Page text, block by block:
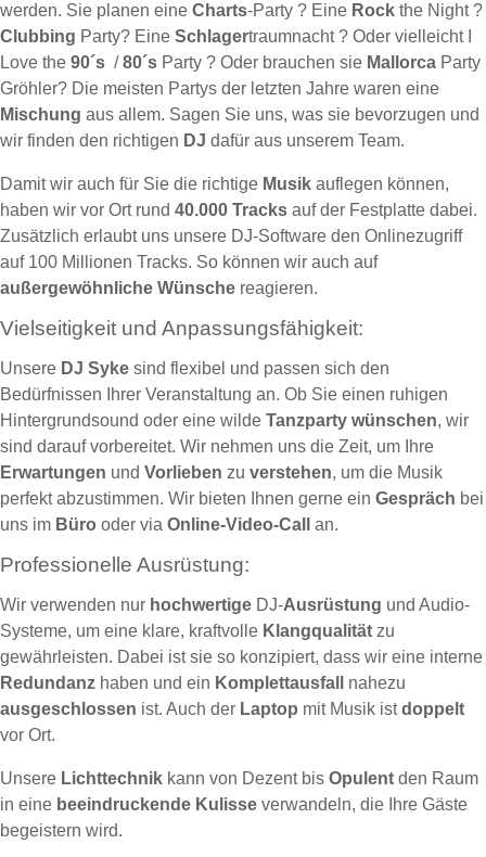
werden. Sie planen eine Charts-Party ? Eine Rock the Night ?
Clubbing Party? Eine Schlagertraumnacht ? Oder vielleicht I
Love the 90´s /80´s Party ? Oder brauchen sie Mallorca Party
Gröhler? Die meisten Partys der letzten Jahre waren eine
Mischung aus allem. Sagen Sie uns, was sie bevorzugen und
wir finden den richtigen DJ dafür aus unserem Team.
Damit wir auch für Sie die richtige Musik auflegen können,
haben wir vor Ort rund 40.000 Tracks auf der Festplatte dabei.
Zusätzlich erlaubt uns unsere DJ-Software den Onlinezugriff
auf 100 Millionen Tracks. So können wir auch auf
außergewöhnliche Wünsche reagieren.
Vielseitigkeit und Anpassungsfähigkeit:
Unsere DJ Syke sind flexibel und passen sich den
Bedürfnissen Ihrer Veranstaltung an. Ob Sie einen ruhigen
Hintergrundsound oder eine wilde Tanzparty wünschen, wir
sind darauf vorbereitet. Wir nehmen uns die Zeit, um Ihre
Erwartungen und Vorlieben zu verstehen, um die Musik
perfekt abzustimmen. Wir bieten Ihnen gerne ein Gespräch bei
uns im Büro oder via Online-Video-Call an.
Professionelle Ausrüstung:
Wir verwenden nur hochwertige DJ-Ausrüstung und Audio-
Systeme, um eine klare, kraftvolle Klangqualität zu
gewährleisten. Dabei ist sie so konzipiert, dass wir eine interne
Redundanz haben und ein Komplettausfall
nahezu
ausgeschlossen ist. Auch der Laptop mit Musik istdoppelt
vor Ort.
Unsere Lichttechnik kann von Dezent bis Opulent den Raum
in eine beeindruckende Kulisse verwandeln, die Ihre Gäste
begeistern wird.